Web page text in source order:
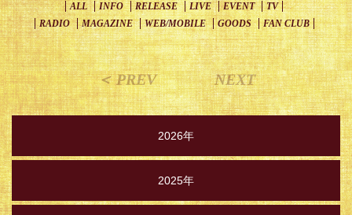
ALL INFO RELEASE LIVE EVENT
TV
RADIO
MAGAZINE WEB/MOBILE GOODS FAN CLUB
＜ PREV NEXT
2026年
2025年